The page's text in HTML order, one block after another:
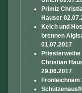
Primiz
Hauser
Kelch und
brennen
01.07.2017
Priesterweihe
Christian
29.06.2017
Fronleichnam